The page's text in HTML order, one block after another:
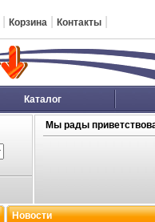
Корзина Контакты
Каталог
Мы рады
Новости